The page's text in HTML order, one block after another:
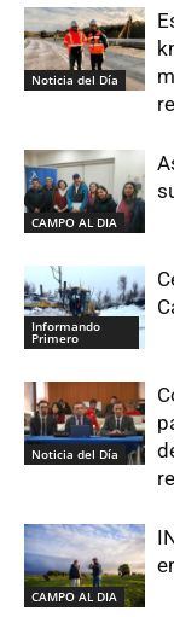
Noticia del Día
CAMPO AL DIA
Informando
Primero
Noticia del Día
CAMPO AL DIA